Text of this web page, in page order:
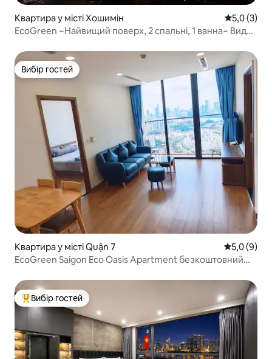
Квартира у місті Хошимін Середня
5,0 (3)
EcoGreen ~Найвищий поверх, 2 спальні, 1 ванна~ Вид
Вибір гостей
Вибір гостей
Квартира у місті Quận 7 Середня
5,0 (9)
EcoGreen Saigon Eco Oasis Apartment безкоштовний
Топ вибір гостей
Вибір гостей